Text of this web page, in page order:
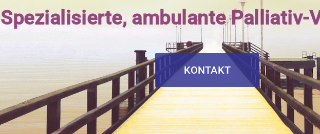
Spezialisierte, ambulante Palliativ-
KONTAKT